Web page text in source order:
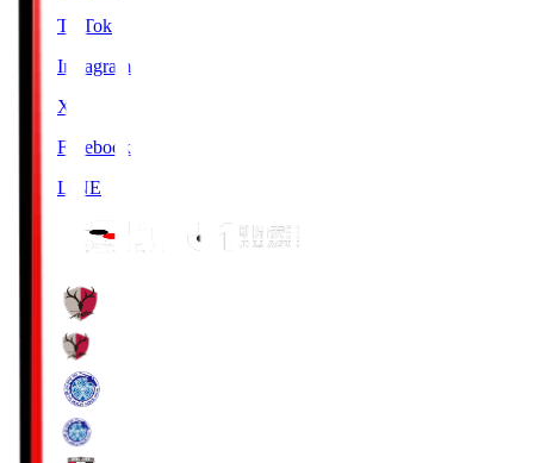
TikTok
Instagram
X
Facebook
LINE